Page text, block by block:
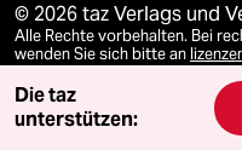
© 2026 taz Verlags und
Alle Rechte vorbehalten. Bei
wenden Sie sich bitte an
Feedback
Die taz
unterstützen: